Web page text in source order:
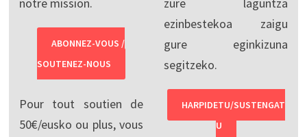
ABONNEZ-VOUS /
SOUTENEZ-NOUS
Pour tout soutien de
50€/eusko ou plus, vous
ezinbestekoa zaigu
gure eginkizuna
segitzeko.
HARPIDETU/SUSTENGAT
U